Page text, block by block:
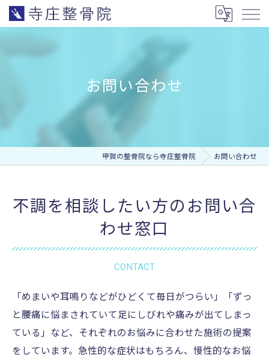
お問い合わせ
甲賀の整骨院なら寺庄整骨院 お問い合わせ
不調を相談したい方のお問い合
わせ窓口
CONTACT
「めまいや耳鳴りなどがひどくて毎日がつらい」「ずっ
と腰痛に悩まされていて足にしびれや痛みが出てしまっ
ている」など、それぞれのお悩みに合わせた施術の提案
をしています。急性的な症状はもちろん、慢性的なお悩